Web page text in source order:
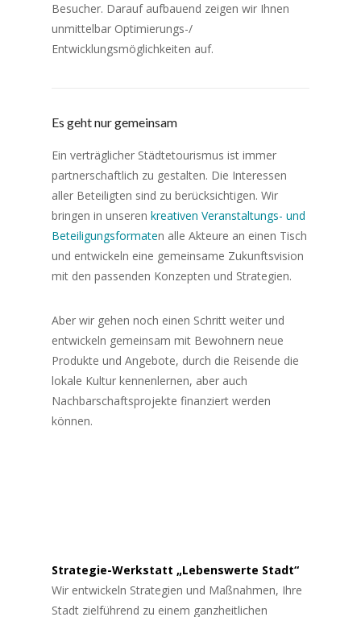
Besucher. Darauf aufbauend zeigen wir Ihnen
unmittelbar Optimierungs-/
Entwicklungsmöglichkeiten auf.
Es geht nur gemeinsam
Ein verträglicher Städtetourismus ist immer
partnerschaftlich zu gestalten. Die Interessen
aller Beteiligten sind zu berücksichtigen. Wir
bringen in unseren kreativen Veranstaltungs- und
Beteiligungsformaten alle Akteure an einen Tisch
und entwickeln eine gemeinsame Zukunftsvision
mit den passenden Konzepten und Strategien.
Aber wir gehen noch einen Schritt weiter und
entwickeln gemeinsam mit Bewohnern neue
Produkte und Angebote, durch die Reisende die
lokale Kultur kennenlernen, aber auch
Nachbarschaftsprojekte finanziert werden
können.
Strategie-Werkstatt „Lebenswerte Stadt“
Wir entwickeln Strategien und Maßnahmen, Ihre
Stadt zielführend zu einem ganzheitlichen